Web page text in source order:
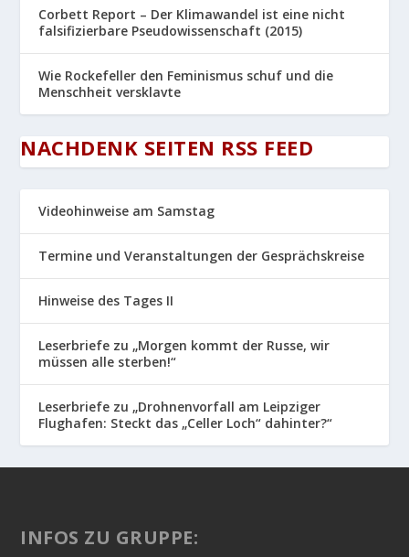
Corbett Report – Der Klimawandel ist eine nicht
falsifizierbare Pseudowissenschaft (2015)
Wie Rockefeller den Feminismus schuf und die
Menschheit versklavte
NACHDENK SEITEN RSS FEED
Videohinweise am Samstag
Termine und Veranstaltungen der Gesprächskreise
Hinweise des Tages II
Leserbriefe zu „Morgen kommt der Russe, wir
müssen alle sterben!“
Leserbriefe zu „Drohnenvorfall am Leipziger
Flughafen: Steckt das „Celler Loch“ dahinter?“
INFOS ZU GRUPPE: